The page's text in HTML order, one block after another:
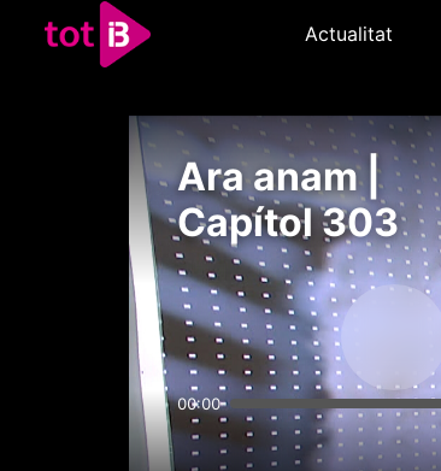
Actualitat
Ara anam |
Capítol 303
00:00